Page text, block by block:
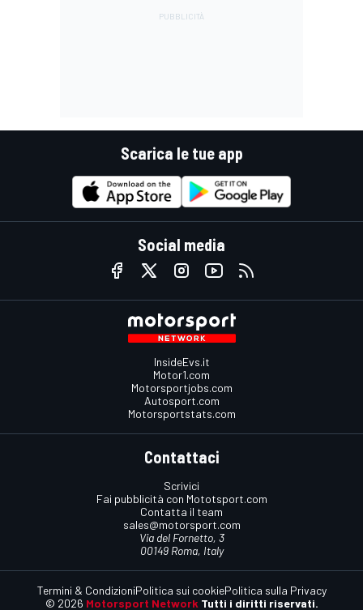
Scarica le tue app
Social media
InsideEvs.it
Motor1.com
Motorsportjobs.com
Autosport.com
Motorsportstats.com
Contattaci
Scrivici
Fai pubblicità con Mototsport.com
Contatta il team
sales@motorsport.com
Via del Fornetto, 3
00149 Roma, Italy
© 2026 Motorsport Network Tutti i diritti riservati.
Termini & CondizioniPolitica sui cookiePolitica sulla Privacy